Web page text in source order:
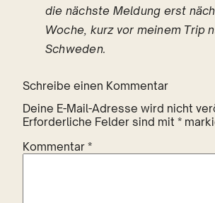
die nächste Meldung erst
Woche, kurz vor meinem Trip
Schweden.
Schreibe einen Kommentar
Deine E-Mail-Adresse wird nicht
Erforderliche Felder sind mit *
Kommentar *